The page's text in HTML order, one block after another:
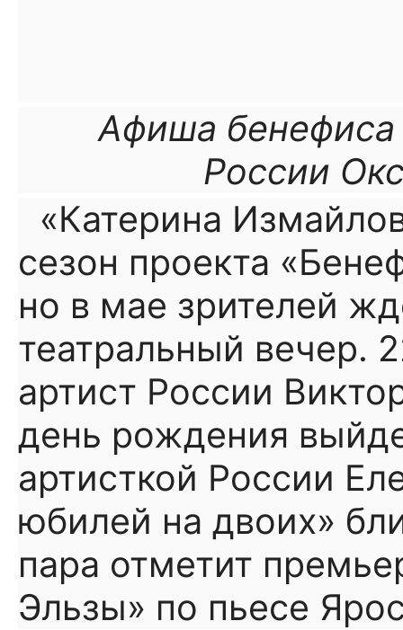
Афиша бенефиса
России
«Катерина
сезон проекта
но в мае зрителей
театральный вечер.
артист России
день рождения
артисткой России
юбилей на двоих»
пара отметит
Эльзы» по пьесе